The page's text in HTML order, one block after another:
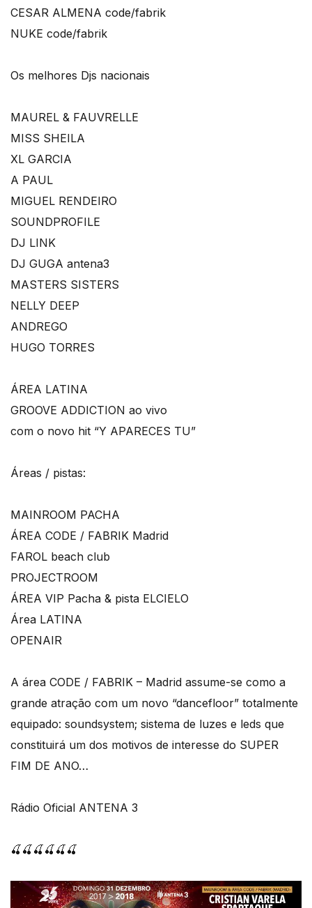
CESAR ALMENA code/fabrik
NUKE code/fabrik
Os melhores Djs nacionais
MAUREL & FAUVRELLE
MISS SHEILA
XL GARCIA
A PAUL
MIGUEL RENDEIRO
SOUNDPROFILE
DJ LINK
DJ GUGA antena3
MASTERS SISTERS
NELLY DEEP
ANDREGO
HUGO TORRES
ÁREA LATINA
GROOVE ADDICTION ao vivo
com o novo hit “Y APARECES TU”
Áreas / pistas:
MAINROOM PACHA
ÁREA CODE / FABRIK Madrid
FAROL beach club
PROJECTROOM
ÁREA VIP Pacha & pista ELCIELO
Área LATINA
OPENAIR
A área CODE / FABRIK – Madrid assume-se como a
grande atração com um novo “dancefloor” totalmente
equipado: soundsystem; sistema de luzes e leds que
constituirá um dos motivos de interesse do SUPER
FIM DE ANO…
Rádio Oficial ANTENA 3
🍒🍒🍒🍒🍒🍒